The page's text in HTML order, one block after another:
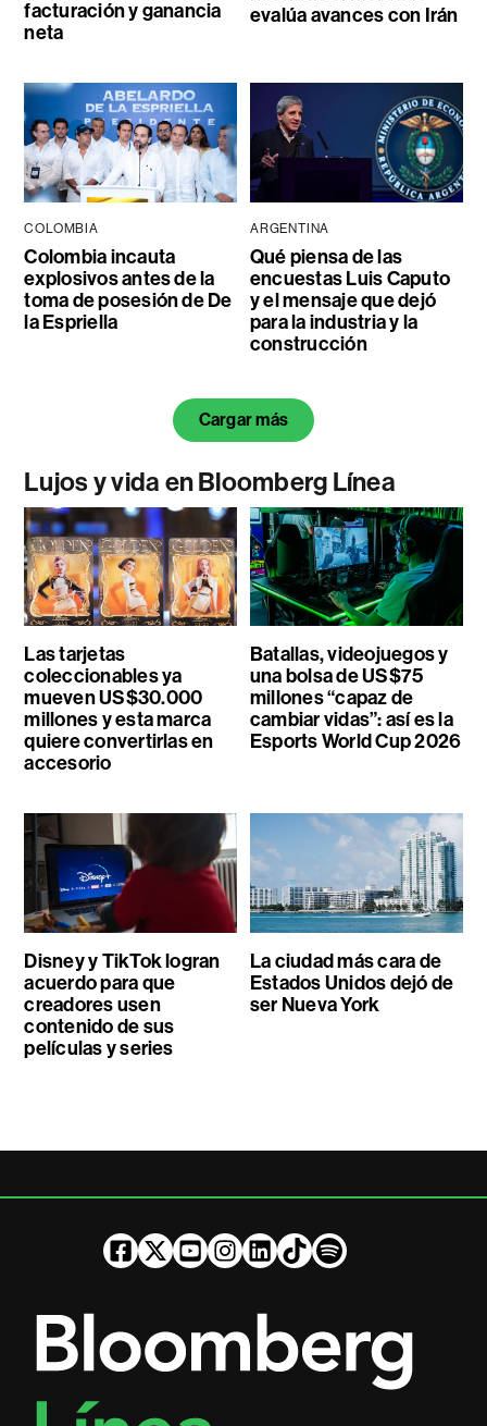
facturación y ganancia
neta
evalúa avances con Irán
COLOMBIA
Colombia incauta
explosivos antes de la
toma de posesión de De
la Espriella
ARGENTINA
Qué piensa de las
encuestas Luis Caputo
y el mensaje que dejó
para la industria y la
construcción
Cargar más
Lujos y vida en Bloomberg Línea
Las tarjetas
coleccionables ya
mueven US$30.000
millones y esta marca
quiere convertirlas en
accesorio
Batallas, videojuegos y
una bolsa de US$75
millones “capaz de
cambiar vidas”: así es la
Esports World Cup 2026
Disney y TikTok logran
acuerdo para que
creadores usen
contenido de sus
películas y series
La ciudad más cara de
Estados Unidos dejó de
ser Nueva York